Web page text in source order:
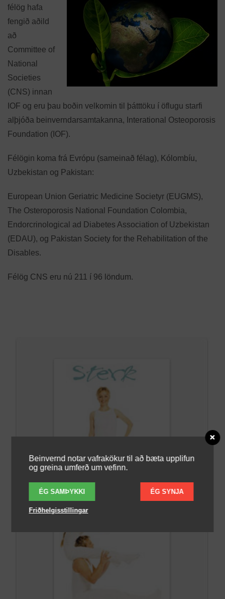
félög hafa
fengið aðild
að
Committee of
National
Societies
(CNS) innan
IOF og eru þau boðin velkomin til þátttöku í öflugu starfi
alþjóða beinverndarsamtakanna, Interational Osteoporosis
Foundation (IOF).
Félögin koma frá Evrópu (sameinað félag), Kólombíu,
Uzbekistan og Pakistan:
European Union Geriatric Medicine Societyr (EUGMS),
The Osteroporosis National Foundation Colombia,
Endorcrinological ad Diabetes Association of Uzbekistan
(EDAU), og Pakistan Society for the Rehabilitation of the
Disables.
Félög CNS eru nú 211 í 96 löndum.
Beinvernd notar vafrakökur til að bæta upplifun
og greina umferð um vefinn.
ÉG SAMÞYKKI ÉG SYNJA
Friðhelgisstillingar